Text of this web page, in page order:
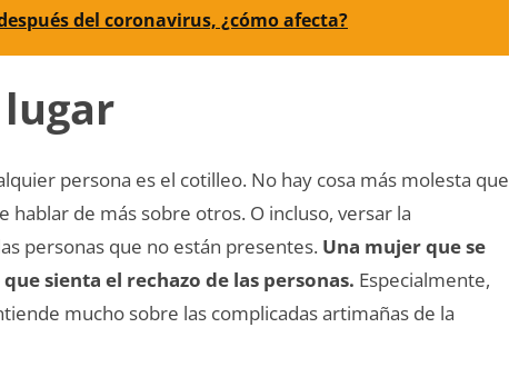
del coronavirus, ¿cómo afecta?
persona es el cotilleo. No hay cosa más molesta que
de más sobre otros. O incluso, versar la
personas que no están presentes. Una mujer que se
sienta el rechazo de las personas. Especialmente,
mucho sobre las complicadas artimañas de la